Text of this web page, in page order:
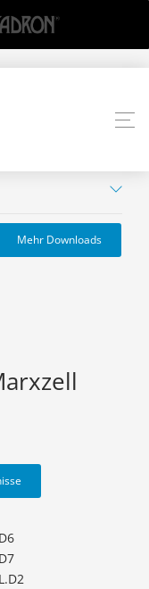
Mehr Downloads